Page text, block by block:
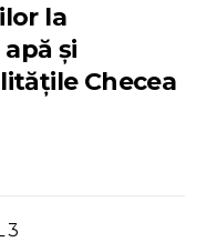
la
și
Checea
3